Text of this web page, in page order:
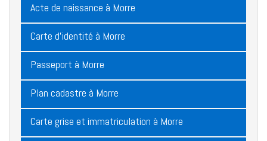
Acte de naissance à Morre
Carte d'identité à Morre
Passeport à Morre
Plan cadastre à Morre
Carte grise et immatriculation à Morre